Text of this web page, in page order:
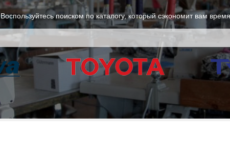
Воспользуйтесь поиском по каталогу, который сэкономит вам время